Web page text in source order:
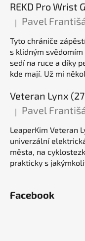
Hodnocení produktu
| Pavel
Tyto chrániče
s klidným svědomím
sedí na ruce a díky
kde mají. Už mi
Hodnocení produktu
| Pavel
LeaperKim Veteran
univerzální
města, na
prakticky s
Facebook